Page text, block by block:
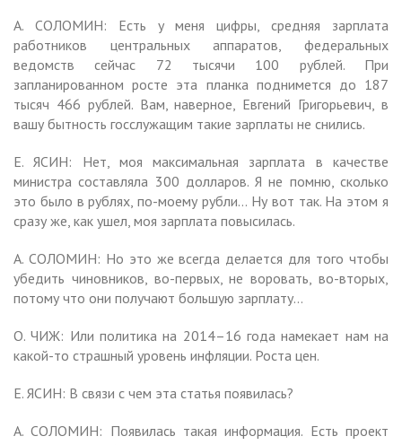
А. СОЛОМИН: Есть у меня цифры, средняя зарплата
работников центральных аппаратов, федеральных
ведомств сейчас 72 тысячи 100 рублей. При
запланированном росте эта планка поднимется до 187
тысяч 466 рублей. Вам, наверное, Евгений Григорьевич, в
вашу бытность госслужащим такие зарплаты не снились.
Е. ЯСИН: Нет, моя максимальная зарплата в качестве
министра составляла 300 долларов. Я не помню, сколько
это было в рублях, по-моему рубли… Ну вот так. На этом я
сразу же, как ушел, моя зарплата повысилась.
А. СОЛОМИН: Но это же всегда делается для того чтобы
убедить чиновников, во-первых, не воровать, во-вторых,
потому что они получают большую зарплату…
О. ЧИЖ: Или политика на 2014–16 года намекает нам на
какой-то страшный уровень инфляции. Роста цен.
Е. ЯСИН: В связи с чем эта статья появилась?
А. СОЛОМИН: Появилась такая информация. Есть проект